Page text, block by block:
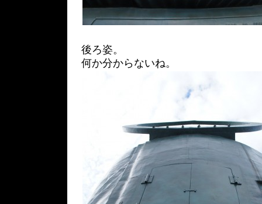
後ろ姿。
何か分からないね。